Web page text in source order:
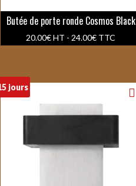
Butée de porte ronde Cosmos Black
20.00€ HT - 24.00€ TTC
jours